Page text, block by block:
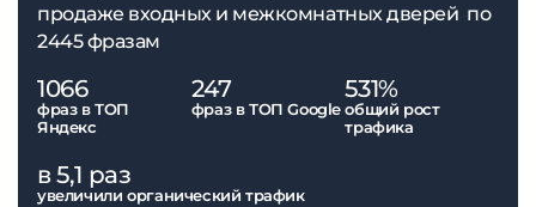
продаже входных и межкомнатных дверей по
2445 фразам
1066
фраз в ТОП
Яндекс
247
фраз в ТОП Google
531%
общий рост
трафика
в 5,1 раз
увеличили органический трафик